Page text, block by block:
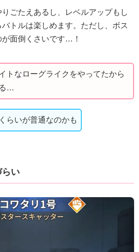
ごたえあるし、レベルアップもし
トルは楽しめます。ただし、ボス
面倒くさいです…！
トなローグライクをやってたから
…
らいが普通なのかも
い